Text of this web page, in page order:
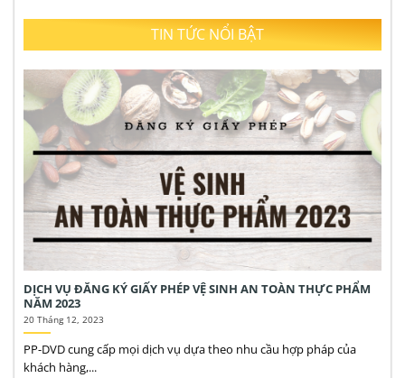
TIN TỨC NỔI BẬT
DỊCH VỤ ĐĂNG KÝ GIẤY PHÉP VỆ SINH AN TOÀN THỰC PHẨM
NĂM 2023
20 Tháng 12, 2023
PP-DVD cung cấp mọi dịch vụ dựa theo nhu cầu hợp pháp của
khách hàng,...